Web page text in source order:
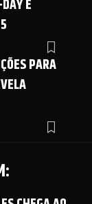
E
PARA